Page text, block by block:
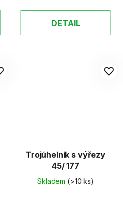
DETAIL
Trojúhelník s výřezy
45/ 177
Skladem (>10 ks)